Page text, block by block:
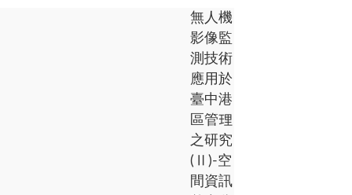
無人機
影像監
測技術
應用於
臺中港
區管理
之研究
(Ⅱ)-空
間資訊